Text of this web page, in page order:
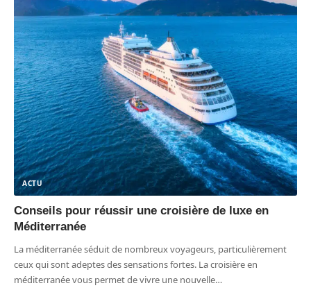
ACTU
Conseils pour réussir une croisière de luxe en
Méditerranée
La méditerranée séduit de nombreux voyageurs, particulièrement
ceux qui sont adeptes des sensations fortes. La croisière en
méditerranée vous permet de vivre une nouvelle…